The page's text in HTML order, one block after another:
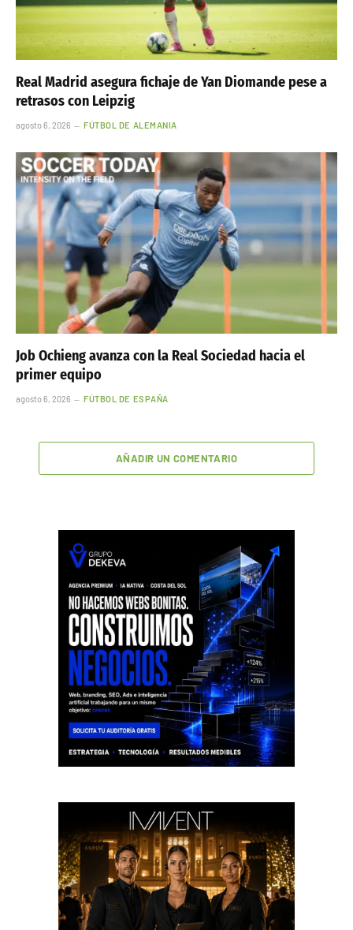
Real Madrid asegura fichaje de Yan Diomande pese a
retrasos con Leipzig
agosto 6, 2026 FÚTBOL DE ALEMANIA
Job Ochieng avanza con la Real Sociedad hacia el
primer equipo
agosto 6, 2026 FÚTBOL DE ESPAÑA
AÑADIR UN COMENTARIO